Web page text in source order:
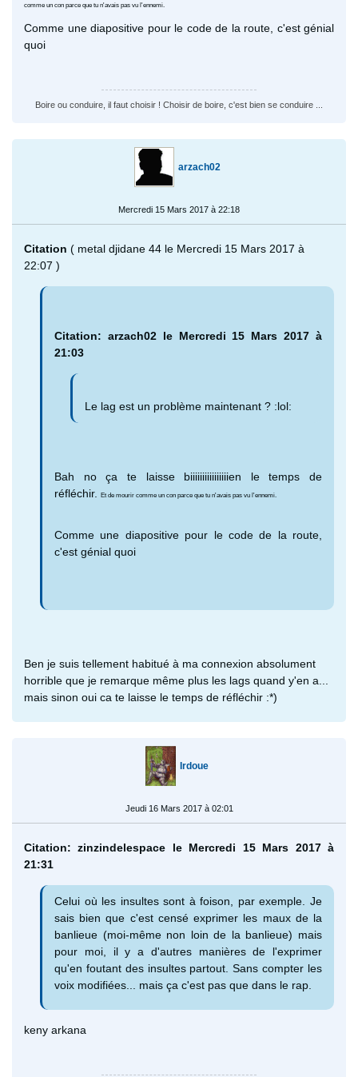
comme un con parce que tu n'avais pas vu l'ennemi.
Comme une diapositive pour le code de la route, c'est génial
quoi
Boire ou conduire, il faut choisir ! Choisir de boire, c'est bien se conduire ...
arzach02
Mercredi 15 Mars 2017 à 22:18
Citation ( metal djidane 44 le Mercredi 15 Mars 2017 à
22:07 )
Citation: arzach02 le Mercredi 15 Mars 2017 à
21:03
Le lag est un problème maintenant ? :lol:
Bah no ça te laisse biiiiiiiiiiiiiiiien le temps de
réfléchir.
Et de mourir comme un con parce que tu n'avais pas vu l'ennemi.
Comme une diapositive pour le code de la route,
c'est génial quoi
Ben je suis tellement habitué à ma connexion absolument
horrible que je remarque même plus les lags quand y'en a...
mais sinon oui ca te laisse le temps de réfléchir :*)
Irdoue
Jeudi 16 Mars 2017 à 02:01
Citation: zinzindelespace le Mercredi 15 Mars 2017 à
21:31
Celui où les insultes sont à foison, par exemple. Je
sais bien que c'est censé exprimer les maux de la
banlieue (moi-même non loin de la banlieue) mais
pour moi, il y a d'autres manières de l'exprimer
qu'en foutant des insultes partout. Sans compter les
voix modifiées... mais ça c'est pas que dans le rap.
keny arkana